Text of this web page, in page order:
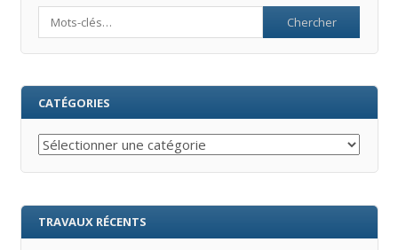
CATÉGORIES
Catégories
TRAVAUX RÉCENTS